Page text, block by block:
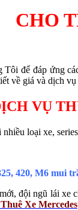
CHO
Tôi để đáp ứng
về giá và dịch vụ
VỤ
loại xe,
420, M6 mui
đội ngũ lái
Thuê Xe Mercedes